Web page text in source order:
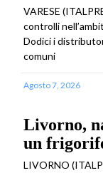
VARESE
controlli
Dodici i
comuni
Agosto 7, 2026
Livorno,
un
LIVORNO